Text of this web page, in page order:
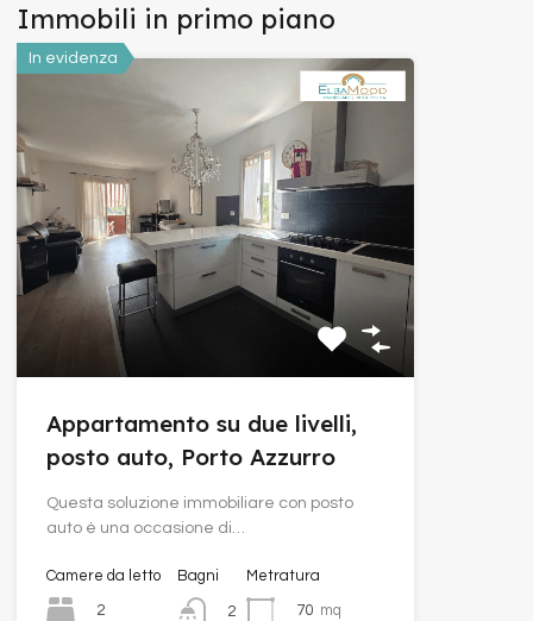
Immobili in primo piano
In evidenza
Appartamento su due livelli,
posto auto, Porto Azzurro
Questa soluzione immobiliare con posto
auto è una occasione di…
Camere da letto
2
Bagni
2
Metratura
70 mq